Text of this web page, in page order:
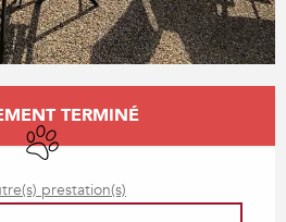
TERMINÉ
Animaux acceptés
prestation(s)